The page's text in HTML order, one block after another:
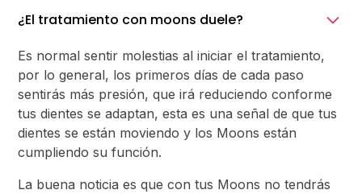
¿El tratamiento con moons duele?
Es normal sentir molestias al iniciar el tratamiento,
por lo general, los primeros días de cada paso
sentirás más presión, que irá reduciendo conforme
tus dientes se adaptan, esta es una señal de que tus
dientes se están moviendo y los Moons están
cumpliendo su función.
La buena noticia es que con tus Moons no tendrás